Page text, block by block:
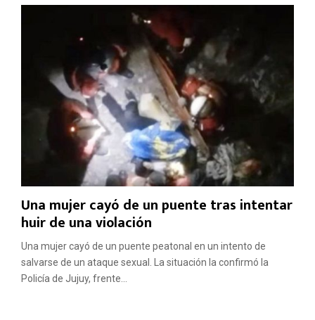
Una mujer cayó de un puente tras intentar
huir de una violación
Una mujer cayó de un puente peatonal en un intento de
salvarse de un ataque sexual. La situación la confirmó la
Policía de Jujuy, frente...